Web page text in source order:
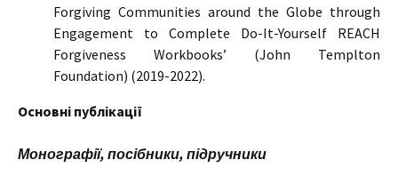
Forgiving Communities around the Globe through
Engagement to Complete Do-It-Yourself REACH
Forgiveness Workbooks’ (John Templton
Foundation) (2019-2022).
Основні публікації
Монографії, посібники, підручники